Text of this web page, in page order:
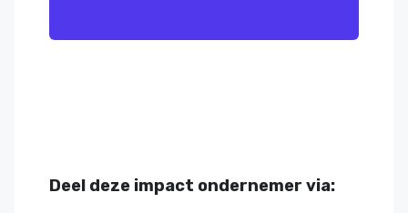
Deel deze impact ondernemer via: